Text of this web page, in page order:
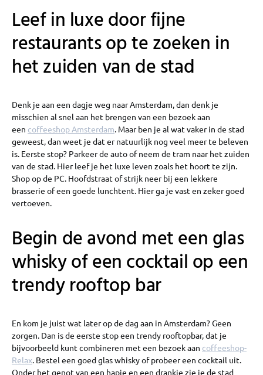
Leef in luxe door fijne
restaurants op te zoeken in
het zuiden van de stad
Denk je aan een dagje weg naar Amsterdam, dan denk je
misschien al snel aan het brengen van een bezoek aan
een coffeeshop Amsterdam. Maar ben je al wat vaker in de stad
geweest, dan weet je dat er natuurlijk nog veel meer te beleven
is. Eerste stop? Parkeer de auto of neem de tram naar het zuiden
van de stad. Hier leef je het luxe leven zoals het hoort te zijn.
Shop op de PC. Hoofdstraat of strijk neer bij een lekkere
brasserie of een goede lunchtent. Hier ga je vast en zeker goed
vertoeven.
Begin de avond met een glas
whisky of een cocktail op een
trendy rooftop bar
En kom je juist wat later op de dag aan in Amsterdam? Geen
zorgen. Dan is de eerste stop een trendy rooftopbar, dat je
bijvoorbeeld kunt combineren met een bezoek aan coffeeshop-
Relax. Bestel een goed glas whisky of probeer een cocktail uit.
Onder het genot van een hapje en een drankje zie je de stad